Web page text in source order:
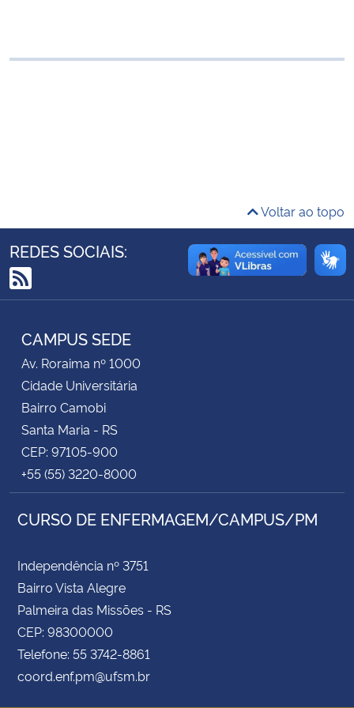
Ministério da Saúde
Ministério do Desenvolvimento Regional
Ministério da Mulher, da Família e dos Direitos Humanos
Secretaria-Geral
Secretaria de Governo
Gabinete de Segurança Institucional
Advocacia-Geral da União
Voltar ao topo
REDES SOCIAIS:
RSS
CAMPUS SEDE
Av. Roraima nº 1000
Cidade Universitária
Bairro Camobi
Santa Maria - RS
CEP: 97105-900
+55 (55) 3220-8000
CURSO DE ENFERMAGEM/CAMPUS/PM
Independência nº 3751
Bairro Vista Alegre
Palmeira das Missões - RS
CEP: 98300000
Telefone: 55 3742-8861
coord.enf.pm@ufsm.br